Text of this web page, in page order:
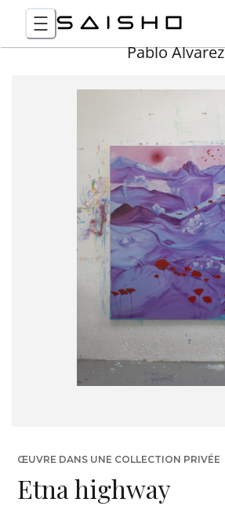
Pablo Álvarez
ŒUVRE DANS UNE COLLECTION PRIVÉE
Etna highway